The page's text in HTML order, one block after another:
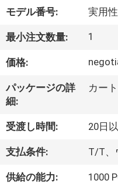
私
達
つ
い
て
モデル番号: 実用
最小注文数量: 1
価格:
パッケージの詳
細:
カー
受渡し時間: 20日
支払条件: T/T、
供給の能力: 1000